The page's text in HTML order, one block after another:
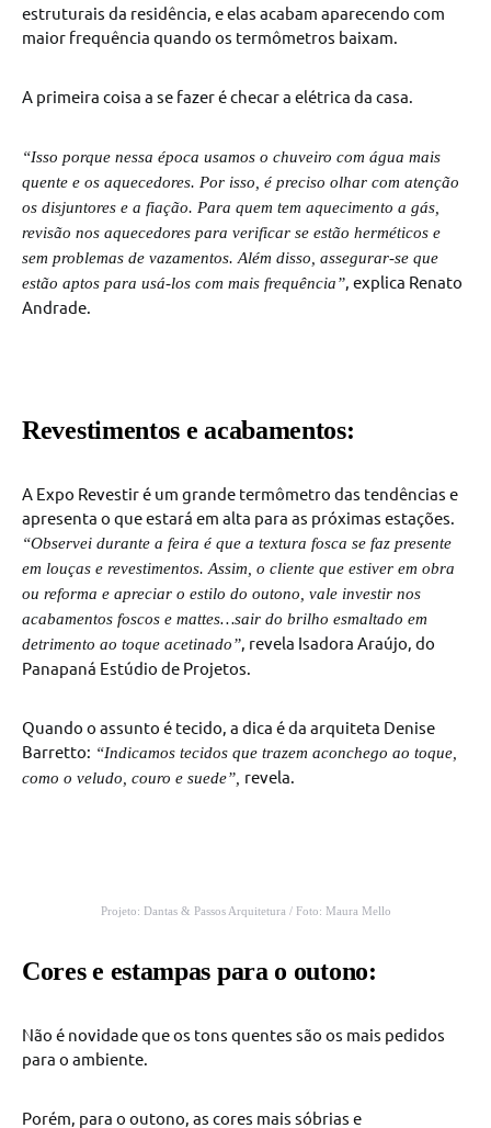
estruturais da residência, e elas acabam aparecendo com
maior frequência quando os termômetros baixam.
A primeira coisa a se fazer é checar a elétrica da casa.
“Isso porque nessa época usamos o chuveiro com água mais
quente e os aquecedores. Por isso, é preciso olhar com atenção
os disjuntores e a fiação. Para quem tem aquecimento a gás,
revisão nos aquecedores para verificar se estão herméticos e
sem problemas de vazamentos. Além disso, assegurar-se que
estão aptos para usá-los com mais frequência”, explica Renato
Andrade.
Revestimentos e acabamentos:
A Expo Revestir é um grande termômetro das tendências e
apresenta o que estará em alta para as próximas estações.
“Observei durante a feira é que a textura fosca se faz presente
em louças e revestimentos. Assim, o cliente que estiver em obra
ou reforma e apreciar o estilo do outono, vale investir nos
acabamentos foscos e mattes…sair do brilho esmaltado em
detrimento ao toque acetinado”, revela Isadora Araújo, do
Panapaná Estúdio de Projetos.
Quando o assunto é tecido, a dica é da arquiteta Denise
Barretto: “Indicamos tecidos que trazem aconchego ao toque,
como o veludo, couro e suede”, revela.
Projeto: Dantas & Passos Arquitetura / Foto: Maura Mello
Cores e estampas para o outono:
Não é novidade que os tons quentes são os mais pedidos
para o ambiente.
Porém, para o outono, as cores mais sóbrias e